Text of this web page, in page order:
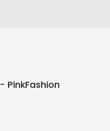
PinkFashion